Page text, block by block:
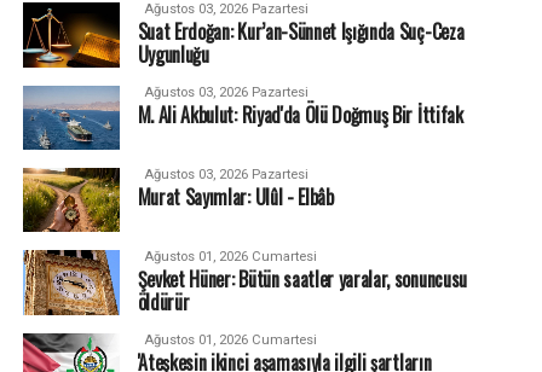
Ağustos 03, 2026 Pazartesi
Suat Erdoğan: Kur’an-Sünnet Işığında Suç-Ceza
Uygunluğu
Ağustos 03, 2026 Pazartesi
M. Ali Akbulut: Riyad'da Ölü Doğmuş Bir İttifak
Ağustos 03, 2026 Pazartesi
Murat Sayımlar: Ulûl - Elbâb
Ağustos 01, 2026 Cumartesi
Şevket Hüner: Bütün saatler yaralar, sonuncusu
öldürür
Ağustos 01, 2026 Cumartesi
'Ateşkesin ikinci aşamasıyla ilgili şartların